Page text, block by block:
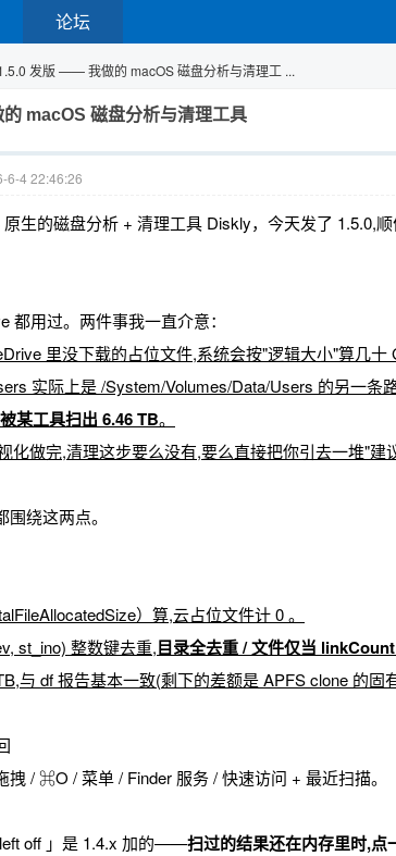
论坛
发版 —— 我做的 macOS 磁盘分析与清理工 ...
macOS 磁盘分析与清理工具
6-4 22:46:26
生的磁盘分析 + 清理工具 Diskly，今天发了 1.5.0,顺
都用过。两件事我一直介意：
里没下载的占位文件,系统会按"逻辑大小"算几
实际上是 /System/Volumes/Data/Users 的另一条
某工具扫出 6.46 TB。
化做完,清理这步要么没有,要么直接把你引去一堆"建
绕这两点。
）算,云占位文件计 0 。
st_ino) 整数键去重,目录全去重 / 文件仅当
与 df 报告基本一致(剩下的差额是 APFS clone 的固
/ ⌘O / 菜单 / Finder 服务 / 快速访问 + 最近扫描。
off 」是 1.4.x 加的——扫过的结果还在内存里时,点